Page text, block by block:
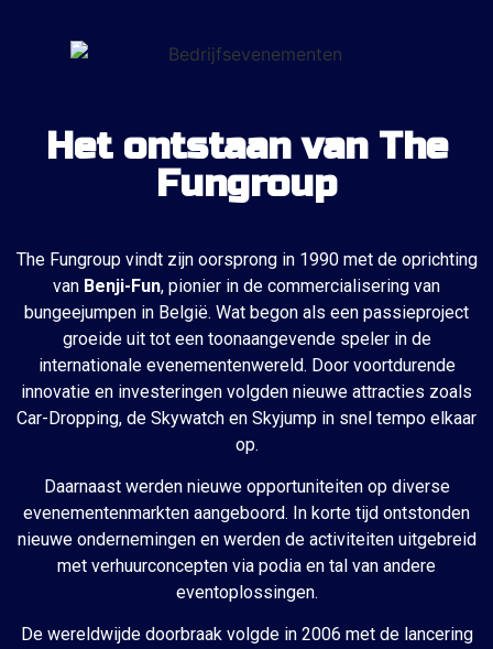
Het ontstaan van The
Fungroup
The Fungroup vindt zijn oorsprong in 1990 met de oprichting
van Benji-Fun, pionier in de commercialisering van
bungeejumpen in België. Wat begon als een passieproject
groeide uit tot een toonaangevende speler in de
internationale evenementenwereld. Door voortdurende
innovatie en investeringen volgden nieuwe attracties zoals
Car-Dropping, de Skywatch en Skyjump in snel tempo elkaar
op.
Daarnaast werden nieuwe opportuniteiten op diverse
evenementenmarkten aangeboord. In korte tijd ontstonden
nieuwe ondernemingen en werden de activiteiten uitgebreid
met verhuurconcepten via podia en tal van andere
eventoplossingen.
De wereldwijde doorbraak volgde in 2006 met de lancering